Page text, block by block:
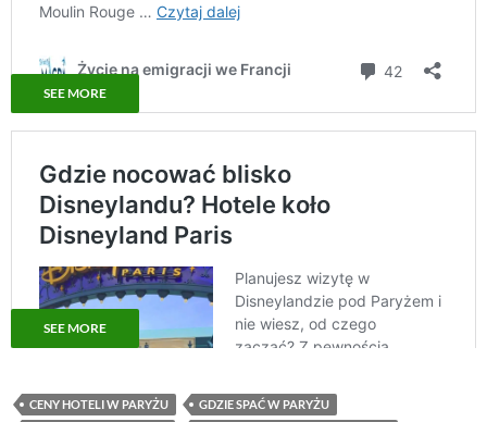
SEE MORE
SEE MORE
CENY HOTELI W PARYŻU
GDZIE SPAĆ W PARYŻU